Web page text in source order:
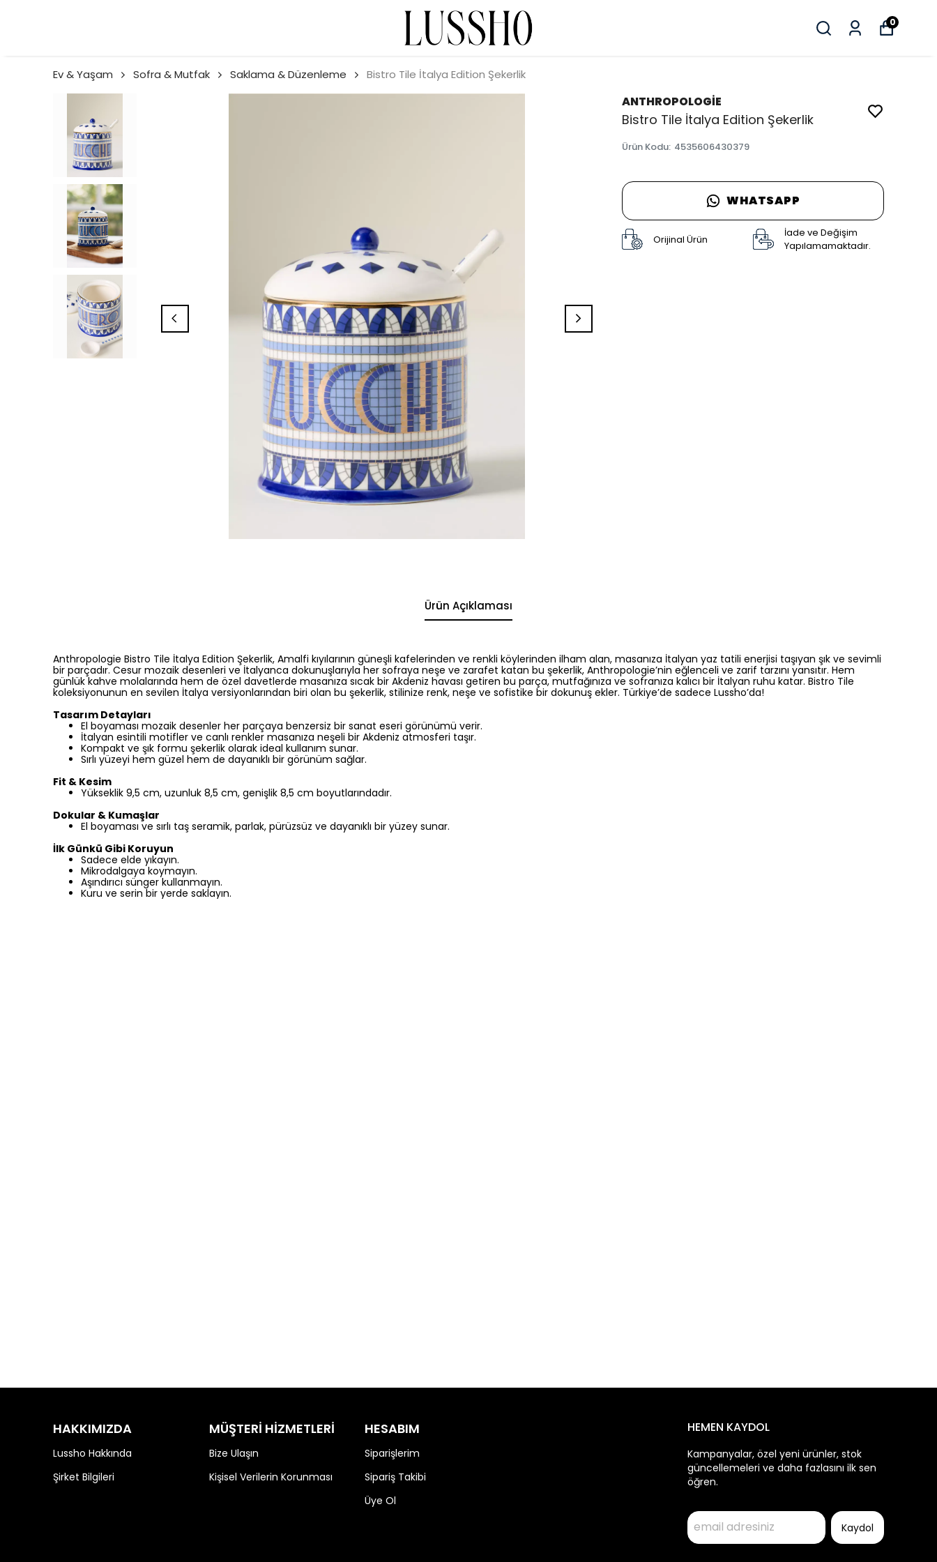
0
Ev & Yaşam Sofra & Mutfak Saklama & Düzenleme Bistro Tile İtalya Edition Şekerlik
ANTHROPOLOGİE
Bistro Tile İtalya Edition Şekerlik
Ürün Kodu: 4535606430379
WHATSAPP
Orijinal Ürün
İade ve Değişim
Yapılamamaktadır.
Ürün Açıklaması
Anthropologie Bistro Tile İtalya Edition Şekerlik, Amalfi kıyılarının güneşli kafelerinden ve renkli köylerinden ilham alan, masanıza İtalyan yaz tatili enerjisi taşıyan şık ve sevimli
bir parçadır. Cesur mozaik desenleri ve İtalyanca dokunuşlarıyla her sofraya neşe ve zarafet katan bu şekerlik, Anthropologie’nin eğlenceli ve zarif tarzını yansıtır. Hem
günlük kahve molalarında hem de özel davetlerde masanıza sıcak bir Akdeniz havası getiren bu parça, mutfağınıza ve sofranıza kalıcı bir İtalyan ruhu katar. Bistro Tile
koleksiyonunun en sevilen İtalya versiyonlarından biri olan bu şekerlik, stilinize renk, neşe ve sofistike bir dokunuş ekler. Türkiye’de sadece Lussho’da!
Tasarım Detayları
El boyaması mozaik desenler her parçaya benzersiz bir sanat eseri görünümü verir.
İtalyan esintili motifler ve canlı renkler masanıza neşeli bir Akdeniz atmosferi taşır.
Kompakt ve şık formu şekerlik olarak ideal kullanım sunar.
Sırlı yüzeyi hem güzel hem de dayanıklı bir görünüm sağlar.
Fit & Kesim
Yükseklik 9,5 cm, uzunluk 8,5 cm, genişlik 8,5 cm boyutlarındadır.
Dokular & Kumaşlar
El boyaması ve sırlı taş seramik, parlak, pürüzsüz ve dayanıklı bir yüzey sunar.
İlk Günkü Gibi Koruyun
Sadece elde yıkayın.
Mikrodalgaya koymayın.
Aşındırıcı sünger kullanmayın.
Kuru ve serin bir yerde saklayın.
HAKKIMIZDA
Lussho Hakkında
Şirket Bilgileri
MÜŞTERİ HİZMETLERİ
Bize Ulaşın
Kişisel Verilerin Korunması
HESABIM
Siparişlerim
Sipariş Takibi
Üye Ol
HEMEN KAYDOL
Kampanyalar, özel yeni ürünler, stok
güncellemeleri ve daha fazlasını ilk sen
öğren.
Kaydol